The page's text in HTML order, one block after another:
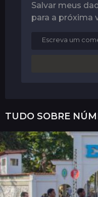
Salvar meus
para a próxima
TUDO SOBRE